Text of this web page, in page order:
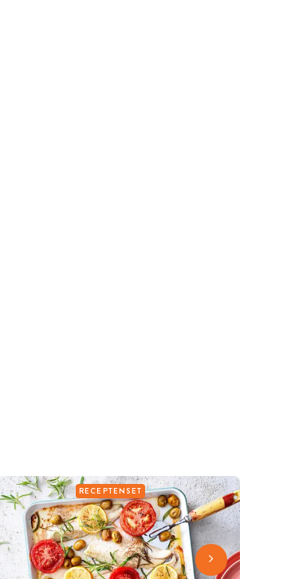
RECEPTENSET